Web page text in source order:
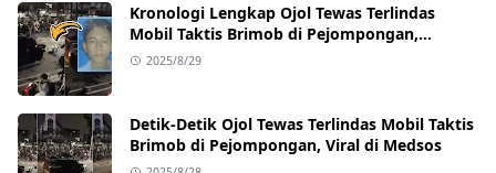
Kronologi Lengkap Ojol Tewas Terlindas
Mobil Taktis Brimob di Pejompongan,
Ternyata Sedang Antar Orderan
2025/8/29
Detik-Detik Ojol Tewas Terlindas Mobil Taktis
Brimob di Pejompongan, Viral di Medsos